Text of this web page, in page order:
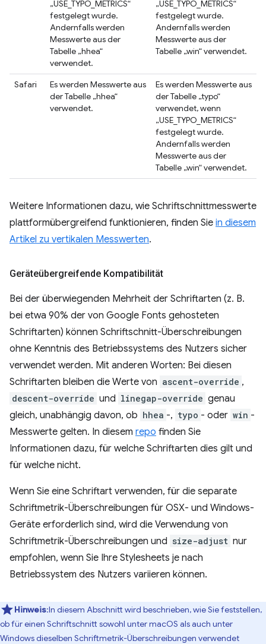
„USE_TYPO_METRICS“
festgelegt wurde.
Andernfalls werden
Messwerte aus der
Tabelle „hhea“
verwendet.
„USE_TYPO_METRICS“
festgelegt wurde.
Andernfalls werden
Messwerte aus der
Tabelle „win“ verwendet.
Safari
Es werden Messwerte aus
der Tabelle „hhea“
verwendet.
Es werden Messwerte aus
der Tabelle „typo“
verwendet, wenn
„USE_TYPO_METRICS“
festgelegt wurde.
Andernfalls werden
Messwerte aus der
Tabelle „win“ verwendet.
Weitere Informationen dazu, wie Schriftschnittmesswerte
plattformübergreifend funktionieren, finden Sie in diesem
Artikel zu vertikalen Messwerten.
Geräteübergreifende Kompatibilität
Bei der überwiegenden Mehrheit der Schriftarten (z. B.
bei etwa 90% der von Google Fonts gehosteten
Schriftarten) können Schriftschnitt-Überschreibungen
ohne Kenntnis des Betriebssystems des Nutzers sicher
verwendet werden. Mit anderen Worten: Bei diesen
Schriftarten bleiben die Werte von ascent-override ,
descent-override und linegap-override genau
gleich, unabhängig davon, ob hhea -, typo - oder win -
Messwerte gelten. In diesem repo finden Sie
Informationen dazu, für welche Schriftarten dies gilt und
für welche nicht.
Wenn Sie eine Schriftart verwenden, für die separate
Schriftmetrik-Überschreibungen für OSX- und Windows-
Geräte erforderlich sind, wird die Verwendung von
Schriftmetrik-Überschreibungen und size-adjust nur
empfohlen, wenn Sie Ihre Stylesheets je nach
Betriebssystem des Nutzers variieren können.
Hinweis:In diesem Abschnitt wird beschrieben, wie Sie feststellen,
ob für einen Schriftschnitt sowohl unter macOS als auch unter
Windows dieselben Schriftmetrik-Überschreibungen verwendet